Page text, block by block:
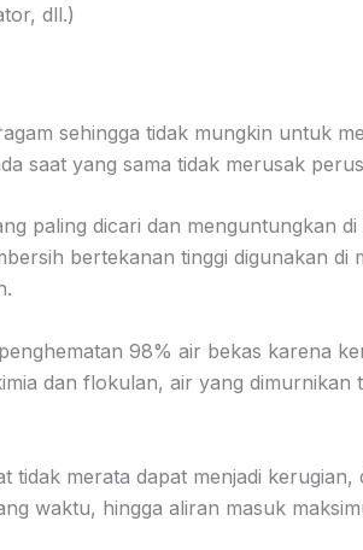
dll.)
sehingga tidak mungkin untuk
saat yang sama tidak merusak
paling dicari dan menguntungkan
bertekanan tinggi digunakan di
98% air bekas karena
dan flokulan, air yang dimurnikan
tidak merata dapat menjadi
waktu, hingga aliran masuk